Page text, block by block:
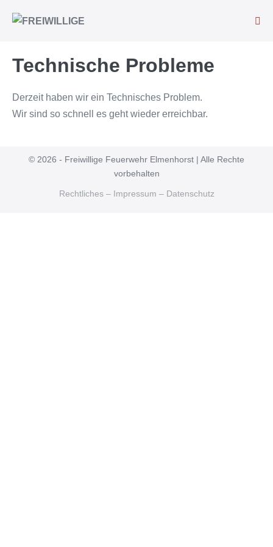
Technische Probleme
Derzeit haben wir ein Technisches Problem.
Wir sind so schnell es geht wieder erreichbar.
© 2026 - Freiwillige Feuerwehr Elmenhorst | Alle Rechte
vorbehalten
Rechtliches – Impressum – Datenschutz